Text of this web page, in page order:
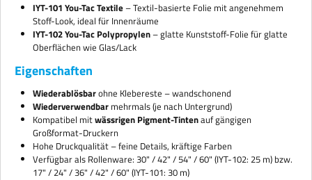
IYT-101 You-Tac Textile– Textil-basierte Folie mit angenehmem
Stoff-Look, ideal für Innenräume
IYT-102 You-Tac Polypropylen– glatte Kunststoff-Folie für glatte
Oberflächen wie Glas/Lack
Eigenschaften
Wiederablösbarohne Klebereste – wandschonend
Wiederverwendbarmehrmals (je nach Untergrund)
Kompatibel mitwässrigen Pigment-Tintenauf gängigen
Großformat-Druckern
Hohe Druckqualität – feine Details, kräftige Farben
Verfügbar als Rollenware: 30" / 42" / 54" / 60" (IYT-102: 25 m) bzw.
17" / 24" / 36" / 42" / 60" (IYT-101: 30 m)